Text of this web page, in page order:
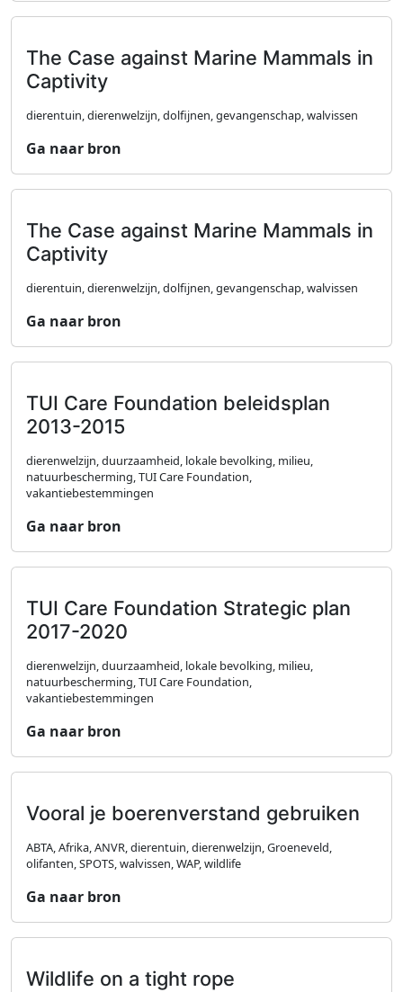
The Case against Marine Mammals in
Captivity
dierentuin, dierenwelzijn, dolfijnen, gevangenschap, walvissen
Ga naar bron
The Case against Marine Mammals in
Captivity
dierentuin, dierenwelzijn, dolfijnen, gevangenschap, walvissen
Ga naar bron
TUI Care Foundation beleidsplan
2013-2015
dierenwelzijn, duurzaamheid, lokale bevolking, milieu,
natuurbescherming, TUI Care Foundation,
vakantiebestemmingen
Ga naar bron
TUI Care Foundation Strategic plan
2017-2020
dierenwelzijn, duurzaamheid, lokale bevolking, milieu,
natuurbescherming, TUI Care Foundation,
vakantiebestemmingen
Ga naar bron
Vooral je boerenverstand gebruiken
ABTA, Afrika, ANVR, dierentuin, dierenwelzijn, Groeneveld,
olifanten, SPOTS, walvissen, WAP, wildlife
Ga naar bron
Wildlife on a tight rope